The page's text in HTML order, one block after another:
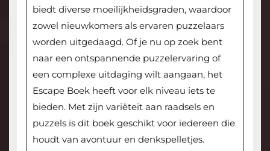
biedt diverse moeilijkheidsgraden, waardoor
zowel nieuwkomers als ervaren puzzelaars
worden uitgedaagd. Of je nu op zoek bent
naar een ontspannende puzzelervaring of
een complexe uitdaging wilt aangaan, het
Escape Boek heeft voor elk niveau iets te
bieden. Met zijn variëteit aan raadsels en
puzzels is dit boek geschikt voor iedereen die
houdt van avontuur en denkspelletjes.